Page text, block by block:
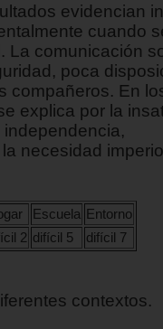
evidencian
cuando
La comunicación
poca
compañeros. En
explica por la
necesidad
Escuela Entorno
2 difícil 5 difícil 7
contextos.